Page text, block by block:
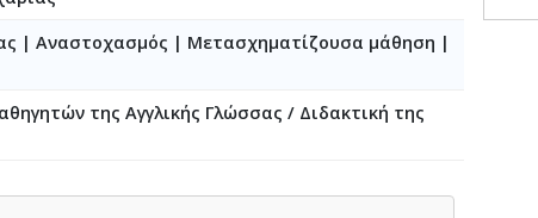
| Αναστοχασμός | Μετασχηματίζουσα μάθηση |
της Αγγλικής Γλώσσας / Διδακτική της